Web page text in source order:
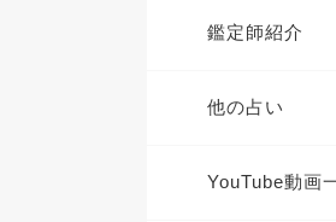
鑑定師紹介
他の占い
YouTube動画